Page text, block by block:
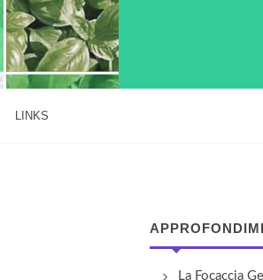
LINKS
La Focaccia